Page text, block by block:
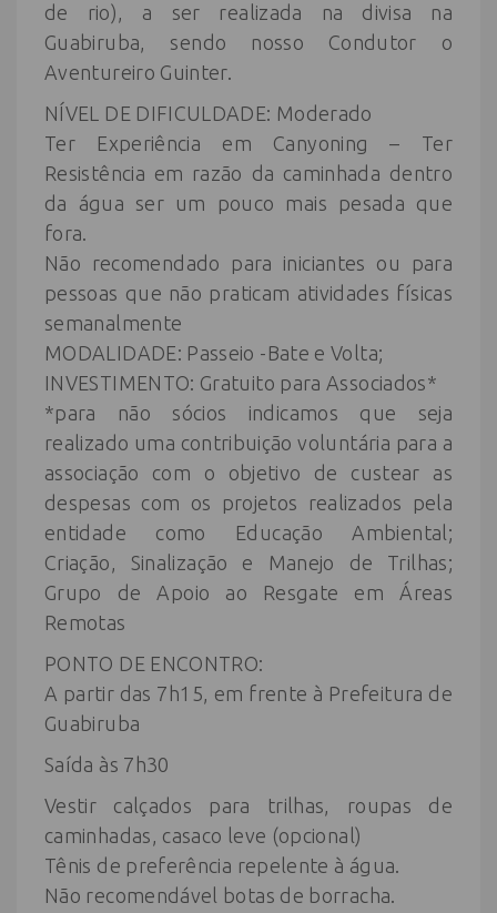
de rio), a ser realizada na divisa na
Guabiruba, sendo nosso Condutor o
Aventureiro Guinter.
NÍVEL DE DIFICULDADE: Moderado
Ter Experiência em Canyoning – Ter
Resistência em razão da caminhada dentro
da água ser um pouco mais pesada que
fora.
Não recomendado para iniciantes ou para
pessoas que não praticam atividades físicas
semanalmente
MODALIDADE: Passeio -Bate e Volta;
INVESTIMENTO: Gratuito para Associados*
*para não sócios indicamos que seja
realizado uma contribuição voluntária para a
associação com o objetivo de custear as
despesas com os projetos realizados pela
entidade como Educação Ambiental;
Criação, Sinalização e Manejo de Trilhas;
Grupo de Apoio ao Resgate em Áreas
Remotas
PONTO DE ENCONTRO:
A partir das 7h15, em frente à Prefeitura de
Guabiruba
Saída às 7h30
Vestir calçados para trilhas, roupas de
caminhadas, casaco leve (opcional)
Tênis de preferência repelente à água.
Não recomendável botas de borracha.